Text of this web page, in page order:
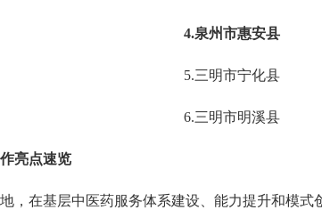
4.泉州市惠安县
5.三明市宁化县
6.三明市明溪县
亮点速览
在基层中医药服务体系建设、能力提升和模式